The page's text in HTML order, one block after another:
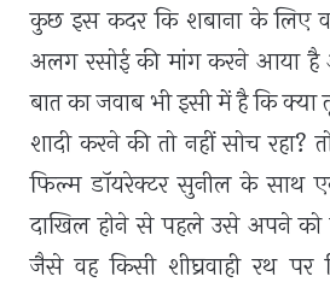
कुछ इस कदर कि शबाना के लिए
अलग रसोई की मांग करने आया है
बात का जवाब भी इसी में है कि क्या
शादी करने की तो नहीं सोच रहा?
फिल्म डॉयरेक्टर सुनील के साथ
दाखिल होने से पहले उसे अपने को
जैसे वह किसी शीघ्रवाही रथ